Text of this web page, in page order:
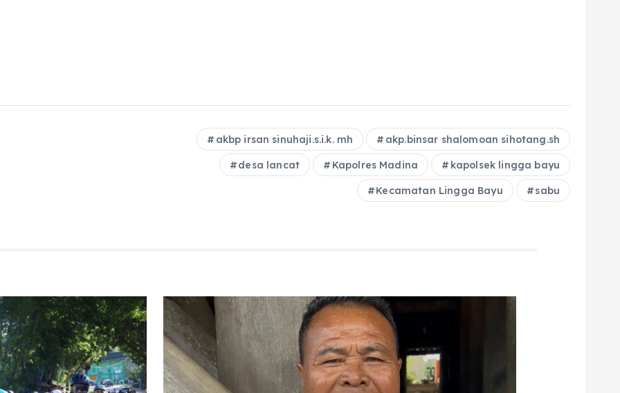
akbp irsan sinuhaji.s.i.k. mh akp.binsar shalomoan sihotang.sh
desa lancat Kapolres Madina kapolsek lingga bayu
Kecamatan Lingga Bayu sabu